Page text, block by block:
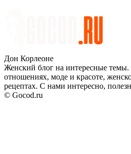
Дон Корлеоне
Женский блог на интересные
отношениях, моде и красоте,
рецептах. С нами интересно,
© Gocod.ru